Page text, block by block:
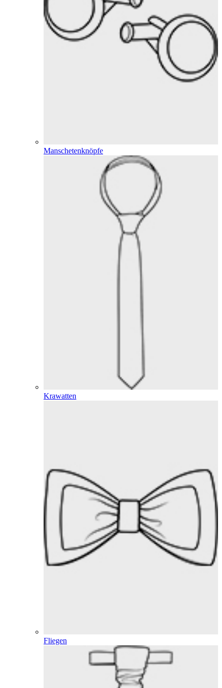
Manschetenknöpfe
Krawatten
Fliegen